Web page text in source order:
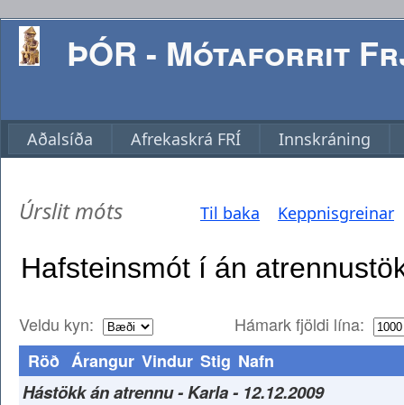
ÞÓR - Mótaforrit
Aðalsíða Afrekaskrá FRÍ Innskráning
Úrslit móts Til baka Keppnisgreinar
Veldu kyn:
Hámark fjöldi lína:
Röð Árangur Vindur Stig Nafn
Hástökk án atrennu - Karla - 12.12.2009